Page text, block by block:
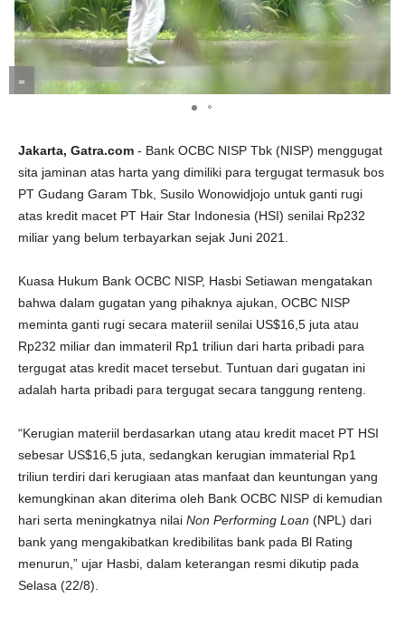
=
Jakarta, Gatra.com - Bank OCBC NISP Tbk (NISP) menggugat
sita jaminan atas harta yang dimiliki para tergugat termasuk bos
PT Gudang Garam Tbk, Susilo Wonowidjojo untuk ganti rugi
atas kredit macet PT Hair Star Indonesia (HSI) senilai Rp232
miliar yang belum terbayarkan sejak Juni 2021.
Kuasa Hukum Bank OCBC NISP, Hasbi Setiawan mengatakan
bahwa dalam gugatan yang pihaknya ajukan, OCBC NISP
meminta ganti rugi secara materiil senilai US$16,5 juta atau
Rp232 miliar dan immateril Rp1 triliun dari harta pribadi para
tergugat atas kredit macet tersebut. Tuntuan dari gugatan ini
adalah harta pribadi para tergugat secara tanggung renteng.
“Kerugian materiil berdasarkan utang atau kredit macet PT HSI
sebesar US$16,5 juta, sedangkan kerugian immaterial Rp1
triliun terdiri dari kerugiaan atas manfaat dan keuntungan yang
kemungkinan akan diterima oleh Bank OCBC NISP di kemudian
hari serta meningkatnya nilai Non Performing Loan (NPL) dari
bank yang mengakibatkan kredibilitas bank pada Bl Rating
menurun,” ujar Hasbi, dalam keterangan resmi dikutip pada
Selasa (22/8).